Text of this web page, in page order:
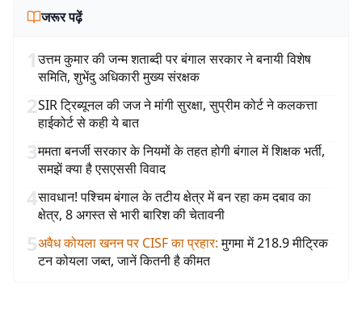
जरूर पढ़ें
1उत्तम कुमार की जन्म शताब्दी पर बंगाल सरकार ने बनायी विशेष
समिति, शुभेंदु अधिकारी मुख्य संरक्षक
2SIR ट्रिब्यूनल की जज ने मांगी सुरक्षा, सुप्रीम कोर्ट ने कलकत्ता
हाईकोर्ट से कही ये बात
3ममता बनर्जी सरकार के नियमों के तहत होगी बंगाल में शिक्षक भर्ती,
समझें क्या है एसएससी विवाद
4सावधान! पश्चिम बंगाल के तटीय क्षेत्र में बन रहा कम दबाव का
क्षेत्र, 8 अगस्त से भारी बारिश की चेतावनी
5अवैध कोयला खनन पर CISF का प्रहार: मुगमा में 218.9 मीट्रिक
टन कोयला जब्त, जानें कितनी है कीमत